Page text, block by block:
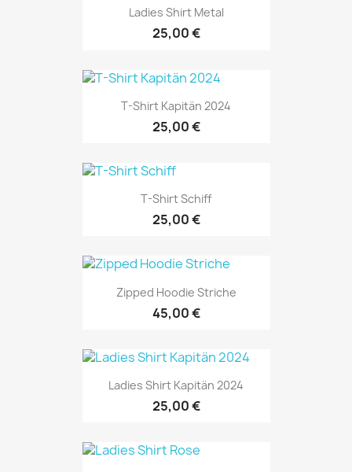
Ladies Shirt Metal
25,00 €
T-Shirt Kapitän 2024
25,00 €
T-Shirt Schiff
25,00 €
Zipped Hoodie Striche
45,00 €
Ladies Shirt Kapitän 2024
25,00 €